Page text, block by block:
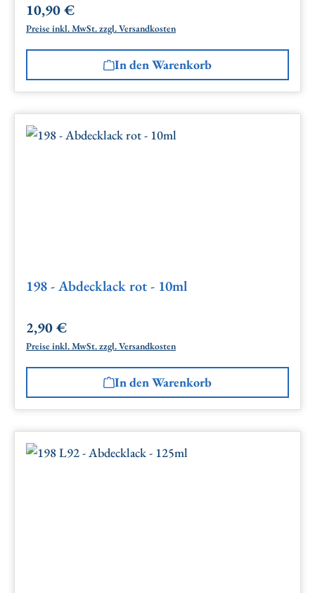
Regulärer Preis:
10,90 €
Preise inkl. MwSt. zzgl. Versandkosten
In den Warenkorb
198 - Abdecklack rot - 10ml
Regulärer Preis:
2,90 €
Preise inkl. MwSt. zzgl. Versandkosten
In den Warenkorb